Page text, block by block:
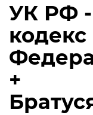
УК РФ
+